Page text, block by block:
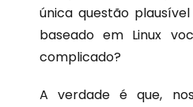
única questão
baseado em Linux
complicado?
A verdade é que,